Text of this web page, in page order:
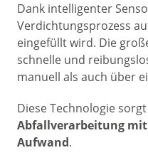
Dank intelligenter
Verdichtungsprozess
eingefüllt wird. Die
schnelle und
manuell als auch über
Diese Technologie
Abfallverarbeitung
Aufwand.